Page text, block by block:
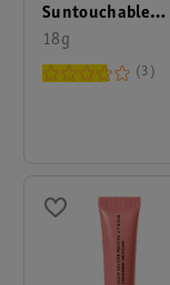
Suntouchable
Invisistick SPF50
Zonnebrandstick
18g
3